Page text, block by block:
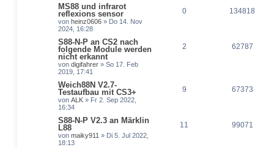
MS88 und infrarot
reflexions sensor
von heinz0606 » Do 14. Nov
2024, 16:28
0 134818
S88-N-P an CS2 nach
folgende Module werden
nicht erkannt
von digifahrer » So 17. Feb
2019, 17:41
2 62787
Weich88N V2.7-
Testaufbau mit CS3+
von ALK » Fr 2. Sep 2022,
16:34
9 67373
S88-N-P V2.3 an Märklin
L88
von maiky911 » Di 5. Jul 2022,
18:13
11 99071